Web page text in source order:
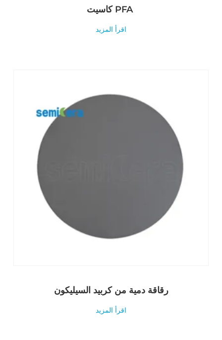
كاسيت PFA
اقرأ المزيد
رقاقة دمية من كربيد السيليكون
اقرأ المزيد